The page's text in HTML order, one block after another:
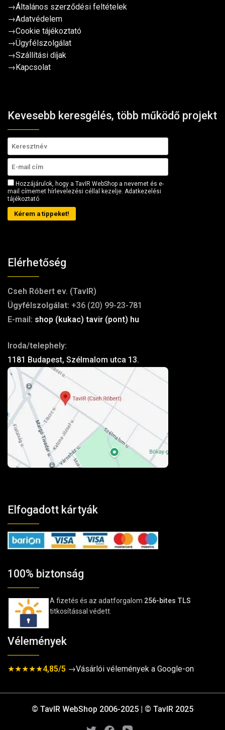
→Általános szerződési feltételek
→Adatvédelem
→Cookie tájékoztató
→Ügyfélszolgálat
→Szállítási díjak
→Kapcsolat
Kevesebb keresgélés, több működő projekt
Hozzájárulok, hogy a TavIR WebShop a nevemet és e-
mail címemet hírlevelezési céllal kezelje. Adatkezelési
tájékoztató
Kérem a tippeket!
Elérhetőség
Cseh Róbert ev. (TavIR)
Ügyfélszolgálat: +36 (20) 99-23-781
E-mail: shop (kukac) tavir (pont) hu
Iroda/telephely:
1181 Budapest, Szélmalom utca 13.
Elfogadott kártyák
100% biztonság
A fizetés és az adatforgalom 256-bites TLS
titkosítással védett.
Vélemények
★★★★★4,85/5 →Vásárlói vélemények a Google-on
© TavIR WebShop 2006-2025 | © TavIR 2025